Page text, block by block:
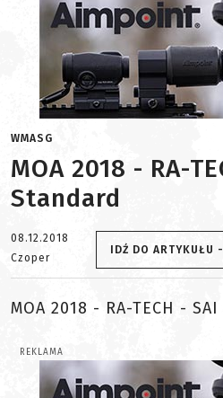
WMASG
MOA 2018 - RA-
Standard
08.12.2018
Czoper
IDŹ DO
MOA 2018 - RA-TECH -
REKLAMA